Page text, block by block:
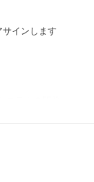
インします
２〜３人の１